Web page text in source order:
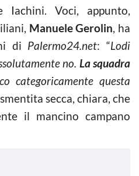
Iachini. Voci, appunto,
Manuele Gerolin, ha
di Palermo24.net: “Lodi
no. La squadra
categoricamente questa
smentita secca, chiara, che
il mancino campano